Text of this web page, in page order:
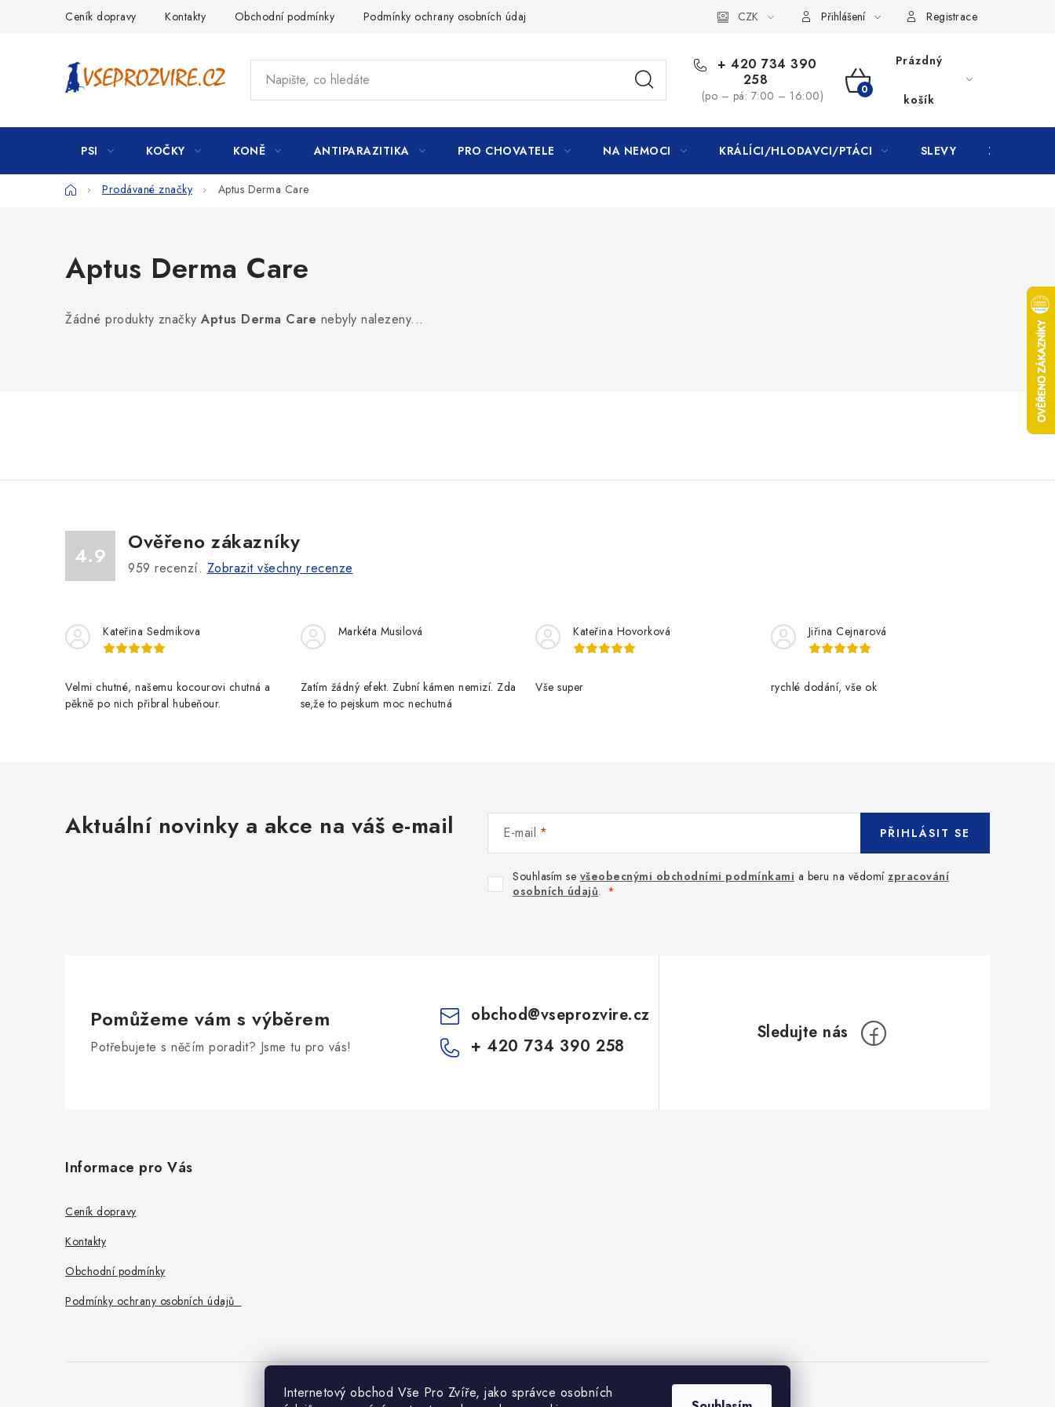
Internetový obchod Vše Pro Zvíře, jako správce osobních
Ceník dopravy Kontakty Obchodní podmínky Podmínky ochrany osobních údajů CZK Přihlášení Registrace
+ 420 734 390
258
(po – pá: 7:00 – 16:00)
NÁKUPNÍ
KOŠÍK
Prázdný
košík
PSI KOČKY KONĚ ANTIPARAZITIKA PRO CHOVATELE NA NEMOCI KRÁLÍCI/HLODAVCI/PTÁCI SLEVY ZNAČKY
DomůProdávané značky Aptus Derma Care
Aptus Derma Care
Žádné produkty značky Aptus Derma Care nebyly nalezeny...
4.9
Ověřeno zákazníky
959 recenzí. Zobrazit všechny recenze
Kateřina Sedmikova
Velmi chutné, našemu kocourovi chutná a
pěkně po nich přibral hubeňour.
Markéta Musilová
Zatím žádný efekt. Zubní kámen nemizí. Zda
se,že to pejskum moc nechutná
Kateřina Hovorková
Vše super
Jiřina Cejnarová
rychlé dodání, vše ok
Aktuální novinky a akce na váš e-mail E-mail
Souhlasím se všeobecnými obchodními podmínkami a beru na vědomí zpracování
osobních údajů.
PŘIHLÁSIT SE
Pomůžeme vám s výběrem
Potřebujete s něčím poradit? Jsme tu pro vás!
obchod@vseprozvire.cz
+ 420 734 390 258
Informace pro Vás
Ceník dopravy
Kontakty
Obchodní podmínky
Podmínky ochrany osobních údajů
Obchodní podmínky Heuréka recenze VseProZvire.cz 2011-2024